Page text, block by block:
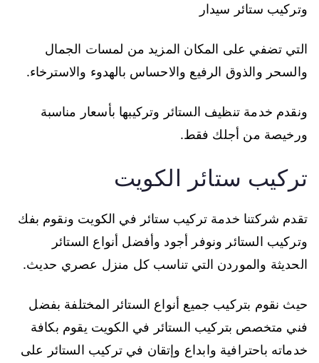
وتركيب ستائر سيدار
التي تضفي على المكان المزيد من لمسات الجمال
والسحر والذوق الرفيع والاحساس بالهدوء والاسترخاء.
ونقدم خدمة تنظيف الستائر وتركيبها بأسعار مناسبة
ورخيصة من أجلك فقط.
تركيب ستائر الكويت
تقدم شركتنا خدمة تركيب ستائر في الكويت ونقوم بفك
وتركيب الستائر ونوفر أجود وأفضل أنواع الستائر
الحديثة والموردن التي تناسب كل منزل عصري حديث.
حيث نقوم بتركيب جميع أنواع الستائر المختلفة بفضل
فني متخصص بتركيب الستائر في الكويت يقوم بكافة
خدماته باحترافية وابداع وإتقان في تركيب الستائر على